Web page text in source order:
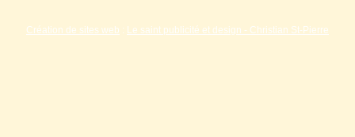
Création de sites web : Le saint publicité et design - Christian St-Pierre